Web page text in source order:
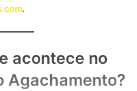
.
acontece no
Agachamento?